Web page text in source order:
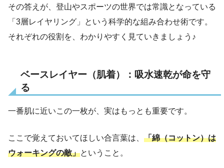
その答えが、登山やスポーツの世界では常識となっている
「3層レイヤリング」という科学的な組み合わせ術です。
それぞれの役割を、わかりやすく見ていきましょう♪
ベースレイヤー（肌着）：吸水速乾が命を守
る
一番肌に近いこの一枚が、実はもっとも重要です。
ここで覚えておいてほしい合言葉は、 「綿（コットン）は
ウォーキングの敵」ということ。